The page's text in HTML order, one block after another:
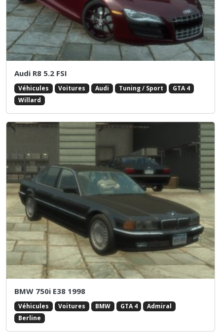
Audi R8 5.2 FSI
Véhicules Voitures Audi Tuning / Sport
GTA 4
Willard
BMW 750i E38 1998
Véhicules Voitures BMW GTA 4
Admiral
Berline